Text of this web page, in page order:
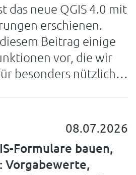
das neue QGIS 4.0 mit
erschienen.
Beitrag einige
vor, die wir
besonders nützlich
08.07.2026
Formulare bauen,
Vorgabewerte,